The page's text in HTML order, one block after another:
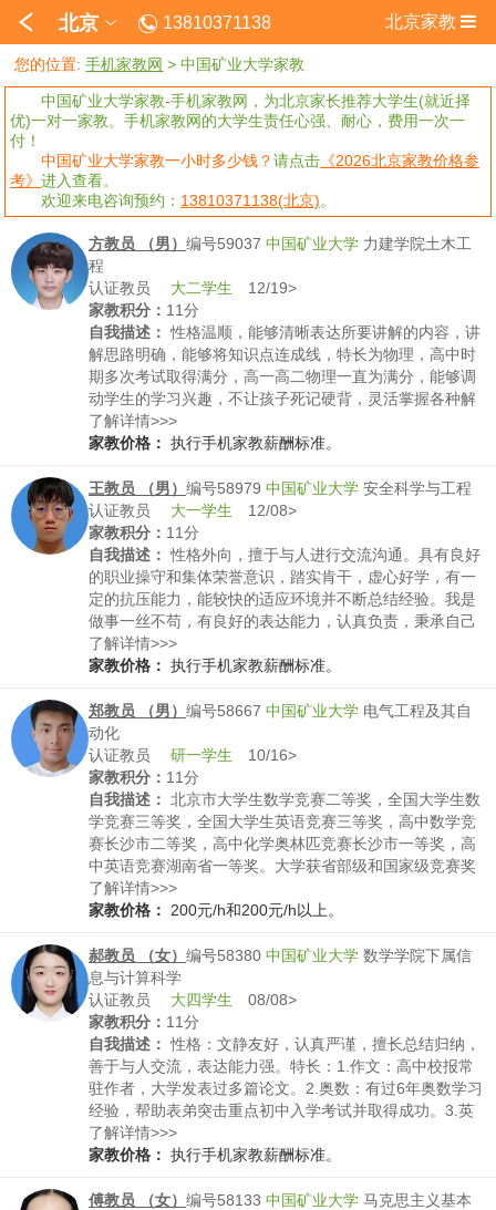
北京 13810371138 北京家教
您的位置:手机家教网 >中国矿业大学家教
中国矿业大学家教-手机家教网，为北京家长推荐大学生(就近择
优)一对一家教。手机家教网的大学生责任心强、耐心，费用一次一
付！
中国矿业大学家教一小时多少钱？请点击 《2026北京家教价格参
考》 进入查看。
欢迎来电咨询预约： 13810371138(北京)。
方教员 （男） 编号59037 中国矿业大学 力建学院土木工
程
认证教员 大二学生 12/19>
家教积分： 11分
自我描述： 性格温顺，能够清晰表达所要讲解的内容，讲
解思路明确，能够将知识点连成线，特长为物理，高中时
期多次考试取得满分，高一高二物理一直为满分，能够调
动学生的学习兴趣，不让孩子死记硬背，灵活掌握各种解
题技巧，可以随时帮助孩子答疑解惑，即使清除学习盲区
了解详情>>>
家教价格： 执行手机家教薪酬标准。
王教员 （男） 编号58979 中国矿业大学 安全科学与工程
认证教员 大一学生 12/08>
家教积分： 11分
自我描述： 性格外向，擅于与人进行交流沟通。具有良好
的职业操守和集体荣誉意识，踏实肯干，虚心好学，有一
定的抗压能力，能较快的适应环境并不断总结经验。我是
做事一丝不苟，有良好的表达能力，认真负责，秉承自己
的一套原则。认真对待自己手中的工作，遇到困难，绝不
会半途而废，坚持完成自己的工作，克服困难。参加过各
市翱翔计划的毕业学员。
了解详情>>>
家教价格： 执行手机家教薪酬标准。
郑教员 （男） 编号58667 中国矿业大学 电气工程及其自
动化
认证教员 研一学生 10/16>
家教积分： 11分
自我描述： 北京市大学生数学竞赛二等奖，全国大学生数
学竞赛三等奖，全国大学生英语竞赛三等奖，高中数学竞
赛长沙市二等奖，高中化学奥林匹竞赛长沙市一等奖，高
中英语竞赛湖南省一等奖。大学获省部级和国家级竞赛奖
励十九项，保送研究生到中国矿业大学（北京）电气工程
硕士。教学有耐心和细心，做事踏实，性格温和，脾气非
洽。
了解详情>>>
家教价格：
200元/h和200元/h以上。
郝教员 （女） 编号58380 中国矿业大学 数学学院下属信
息与计算科学
认证教员 大四学生 08/08>
家教积分： 11分
自我描述： 性格：文静友好，认真严谨，擅长总结归纳，
善于与人交流，表达能力强。特长：1.作文：高中校报常
驻作者，大学发表过多篇论文。2.奥数：有过6年奥数学习
经验，帮助表弟突击重点初中入学考试并取得成功。3.英
语：自学雅思3个月从6.0提升到7.0。成绩：1.连续3年获
得学习优秀奖学金和暑期社会实践优秀团队。2.作为队长
国矿业大学（北京）创新优秀奖。4.学生会优秀干事。5.
了解详情>>>
家教价格： 执行手机家教薪酬标准。
傅教员 （女） 编号58133 中国矿业大学 马克思主义基本